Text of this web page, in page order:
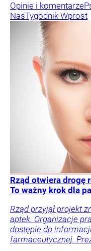
Opinie i komentarze
NasTygodnik Wprost
Rząd otwiera drogę
To ważny krok dla
Rząd przyjął projekt
aptek. Organizacje
dostępie do
farmaceutycznej.